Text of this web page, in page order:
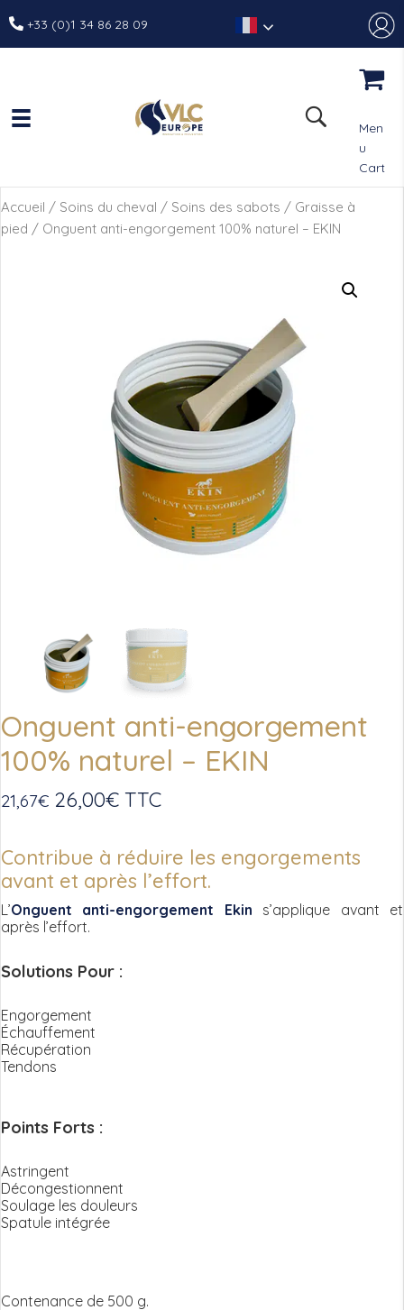
+33 (0)1 34 86 28 09
Men
u
Cart
Accueil / Soins du cheval / Soins des sabots / Graisse à
pied / Onguent anti-engorgement 100% naturel – EKIN
Onguent anti-engorgement
100% naturel – EKIN
21,67€ 26,00€ TTC
Contribue à réduire les engorgements
avant et après l’effort.
L’Onguent anti-engorgement Ekin s’applique avant et
après l’effort.
Solutions Pour :
Engorgement
Échauffement
Récupération
Tendons
Points Forts :
Astringent
Décongestionnent
Soulage les douleurs
Spatule intégrée
Contenance de 500 g.